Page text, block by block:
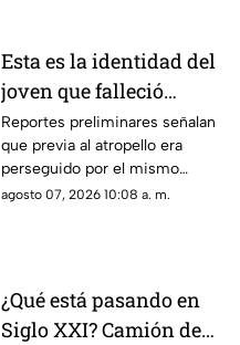
Esta es la identidad del
joven que falleció
atropellado en Jesús
María la noche del 6 de
agosto
Reportes preliminares señalan
que previa al atropello era
perseguido por el mismo
conductor
agosto 07, 2026 10:08 a. m.
¿Qué está pasando en
Siglo XXI? Camión de